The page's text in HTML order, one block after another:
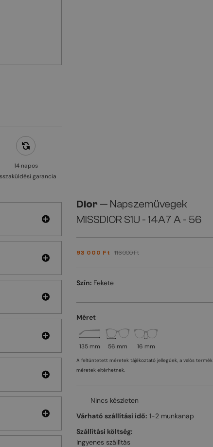
14 napos
garancia
Dior — Napszemüvegek
MISSDIOR S1U - 14A7 A - 56
93 000 Ft 116 000 Ft
Szín: Fekete
Méret
135 mm 56 mm 16 mm
A feltüntetett méretek tájékoztató jellegűek, a valós termék
méretek eltérhetnek.
Nincs készleten
Várható szállítási idő: 1-2 munkanap
Szállítási költség:
Ingyenes szállítás